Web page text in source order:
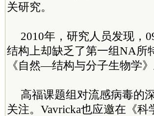
关研究。
2010年，研究人员发现，
结构上却缺乏了第一组NA所
《自然—结构与分子生物学》
高福课题组对流感病毒的
关注。Vavricka也应邀在《